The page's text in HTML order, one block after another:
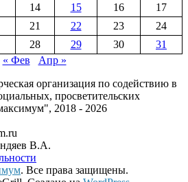
14 15 16
17
21 22 23
24
28 29 30
31
« Фев
Апр »
организация по содействию в
просветительских
2018 - 2026
В.А.
. Все права защищены.